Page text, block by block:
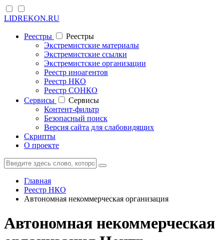
LIDREKON.RU
Реестры
Реестры
Экстремистские материалы
Экстремистские ссылки
Экстремистские организации
Реестр иноагентов
Реестр НКО
Реестр СОНКО
Cервисы
Cервисы
Контент-фильтр
Безопасный поиск
Версия сайта для слабовидящих
Скрипты
О проекте
Главная
Реестр НКО
Автономная некоммерческая организация
Автономная некоммерческая